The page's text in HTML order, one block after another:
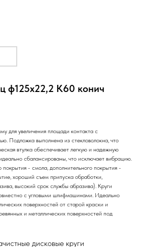
ф125х22,2 К60 конич
для увеличения площади контакта с
Подложка выполнена из стекловолокна, что
втулка обеспечивает легкую и надежную
сбалансированы, что исключает вибрацию.
- смола, дополнительного покрытия -
хороший съем припуска обработки,
высокий срок службы абразива). Круги
с угловыми шлифмашинами. Идеально
поверхностей от старой краски и
и металлических поверхностей под
дисковые круги